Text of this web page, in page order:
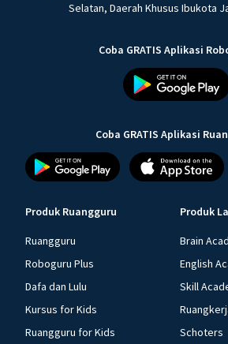
Selatan, Daerah Khusus Ibukota
Coba GRATIS Aplikasi
Coba GRATIS Aplikasi
Produk Ruangguru
Ruangguru
Roboguru Plus
Dafa dan Lulu
Kursus for Kids
Ruangguru for Kids
Produk
Brain
English
Skill
Schoters